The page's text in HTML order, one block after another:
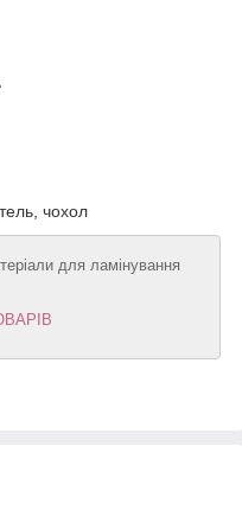
чохол
для ламінування